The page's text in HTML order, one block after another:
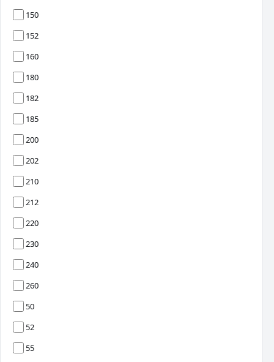
150
152
160
180
182
185
200
202
210
212
220
230
240
260
50
52
55